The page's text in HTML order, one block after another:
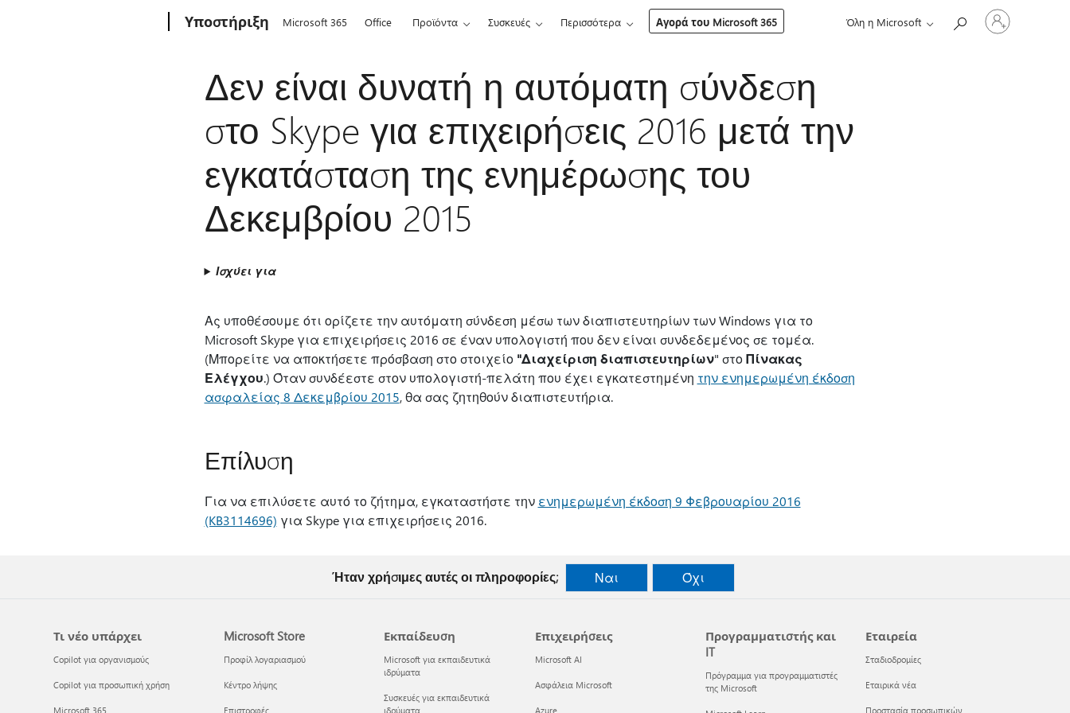
Υποστήριξη Microsoft 365 Office Προϊόντα Συσκευές Περισσότερα Αγορά του Microsoft 365 Όλη η Microsoft
Είσοδος
στον
Δεν είναι δυνατή η αυτόματη σύνδεση
στο Skype για επιχειρήσεις 2016 μετά την
εγκατάσταση της ενημέρωσης του
Δεκεμβρίου 2015
Ισχύει για
Ας υποθέσουμε ότι ορίζετε την αυτόματη σύνδεση μέσω των διαπιστευτηρίων των Windows για το
Microsoft Skype για επιχειρήσεις 2016 σε έναν υπολογιστή που δεν είναι συνδεδεμένος σε τομέα.
(Μπορείτε να αποκτήσετε πρόσβαση στο στοιχείο "Διαχείριση διαπιστευτηρίων" στοΠίνακας
Ελέγχου.) Όταν συνδέεστε στον υπολογιστή-πελάτη που έχει εγκατεστημένη την ενημερωμένη έκδοση
ασφαλείας 8 Δεκεμβρίου 2015, θα σας ζητηθούν διαπιστευτήρια.
Επίλυση
Για να επιλύσετε αυτό το ζήτημα, εγκαταστήστε την ενημερωμένη έκδοση 9 Φεβρουαρίου 2016
(KB3114696) για Skype για επιχειρήσεις 2016.
Ήταν χρήσιμες αυτές οι πληροφορίες; Ναι Όχι
Τι νέο υπάρχει
Copilot για οργανισμούς
Copilot για προσωπική χρήση
Microsoft 365
Microsoft Store
Προφίλ λογαριασμού
Κέντρο λήψης
Επιστροφές
Εκπαίδευση
Microsoft για εκπαιδευτικά
ιδρύματα
Συσκευές για εκπαιδευτικά
ιδρύματα
Επιχειρήσεις
Microsoft AI
Ασφάλεια Microsoft
Azure
Προγραμματιστής και
IT
Πρόγραμμα για προγραμματιστές
της Microsoft
Εταιρεία
Σταδιοδρομίες
Εταιρικά νέα
Προστασία προσωπικών